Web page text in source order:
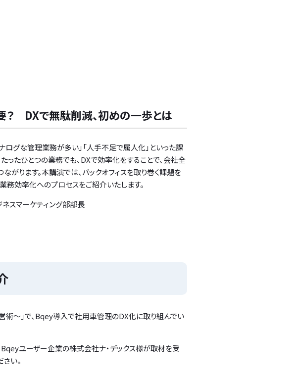
？ DXで無駄削減、初めの一歩とは
ログな管理業務が多い」「人手不足で属人化」といった課
ったひとつの業務でも、DXで効率化をすることで、会社全
がります。本講演では、バックオフィスを取り巻く課題を
務効率化へのプロセスをご紹介いたします。
スマーケティング部部長
～」で、Bqey導入で社用車管理のDX化に取り組んでい
ユーザー企業の株式会社ナ・デックス様が取材を受
い。